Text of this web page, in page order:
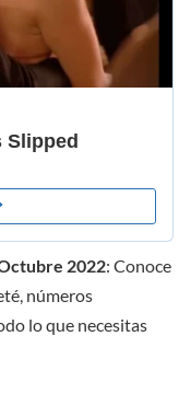
2022: Conoce
números
lo que necesitas